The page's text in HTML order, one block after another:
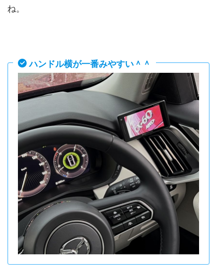
ね。
ハンドル横が一番みやすい＾＾